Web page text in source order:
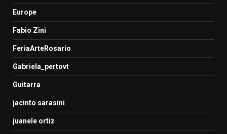
Europe
Fabio Zini
FeriaArteRosario
Gabriela_pertovt
Guitarra
jacinto sarasini
juanele ortiz